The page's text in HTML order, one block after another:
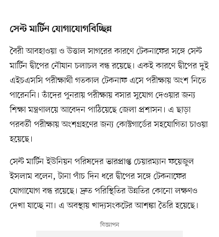
সেন্ট মার্টিন যোগাযোগবিচ্ছিন্ন
বৈরী আবহাওয়া ও উত্তাল সাগরের কারণে টেকনাফের সঙ্গে সেন্ট
মার্টিন দ্বীপের নৌযান চলাচল বন্ধ রয়েছে। একই কারণে দ্বীপের দুই
এইচএসসি পরীক্ষার্থী গতকাল টেকনাফ এসে পরীক্ষায় অংশ নিতে
পারেননি। তাঁদের পুনরায় পরীক্ষায় বসার সুযোগ দেওয়ার জন্য
শিক্ষা মন্ত্রণালয়ে আবেদন পাঠিয়েছে জেলা প্রশাসন। এ ছাড়া
পরবর্তী পরীক্ষায় অংশগ্রহণের জন্য কোস্টগার্ডের সহযোগিতা চাওয়া
হয়েছে।
সেন্ট মার্টিন ইউনিয়ন পরিষদের ভারপ্রাপ্ত চেয়ারম্যান ফয়েজুল
ইসলাম বলেন, টানা পাঁচ দিন ধরে দ্বীপের সঙ্গে টেকনাফের
যোগাযোগ বন্ধ রয়েছে। দ্রুত পরিস্থিতির উন্নতির কোনো লক্ষণও
দেখা যাচ্ছে না। এ অবস্থায় খাদ্যসংকটের আশঙ্কা তৈরি হয়েছে।